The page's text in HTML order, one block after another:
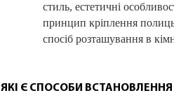
стиль, естетичні
принцип кріплення
спосіб розташування в
ЯКІ Є СПОСОБИ ВСТАНОВЛЕННЯ